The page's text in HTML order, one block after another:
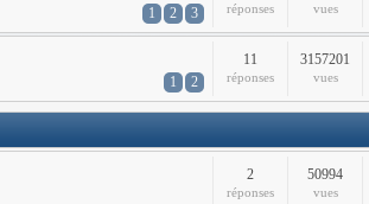
1 2 3 réponses vues
1 2
11
réponses
3157201
vues
2
réponses
50994
vues